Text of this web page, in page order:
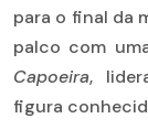
para o final da
palco com
Capoeira,
figura